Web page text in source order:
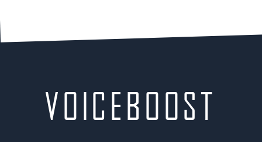
VOICEBOOST